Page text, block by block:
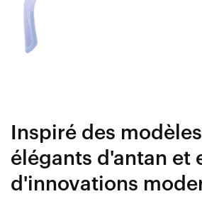
Inspiré des
élégants d'antan et
d'innovations